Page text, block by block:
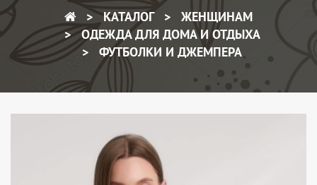
КАТАЛОГ
ЖЕНЩИНАМ
ОДЕЖДА ДЛЯ ДОМА И ОТДЫХА
ФУТБОЛКИ И ДЖЕМПЕРА